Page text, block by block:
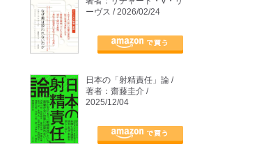
ーヴス / 2026/02/24
日本の「射精責任」論 /
著者：齋藤圭介 /
2025/12/04